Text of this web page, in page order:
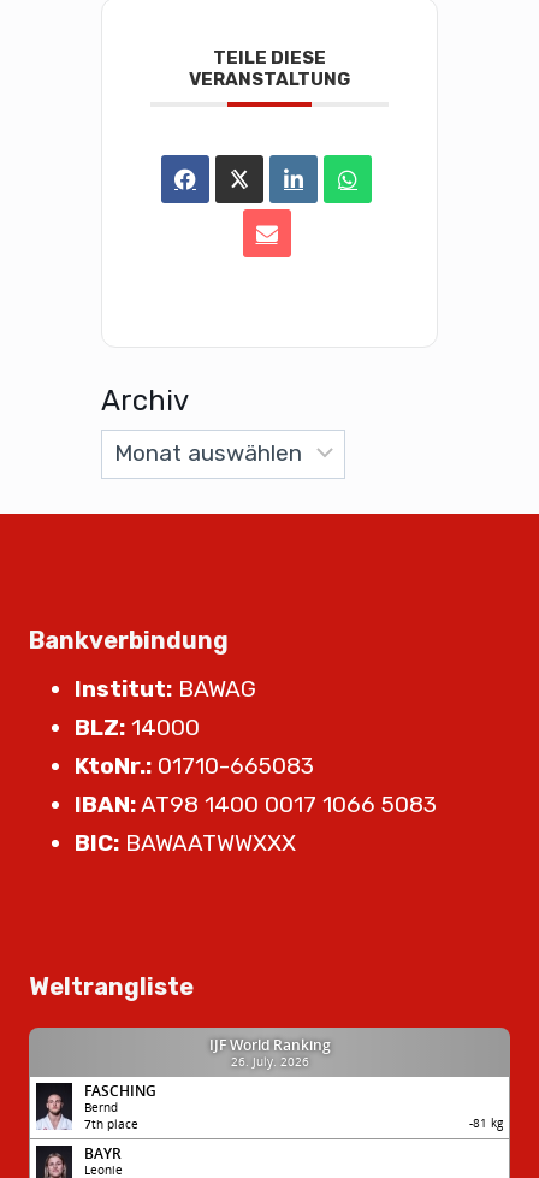
TEILE DIESE
VERANSTALTUNG
Archiv
Bankverbindung
Institut: BAWAG
BLZ: 14000
KtoNr.: 01710-665083
IBAN:AT98 1400 0017 1066 5083
BIC: BAWAATWWXXX
Weltrangliste